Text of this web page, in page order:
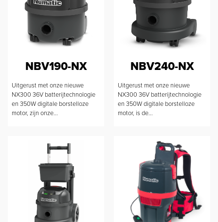
NBV190-NX
Uitgerust met onze nieuwe
NX300 36V batterijtechnologie
en 350W digitale borstelloze
motor, zijn onze...
NBV240-NX
Uitgerust met onze nieuwe
NX300 36V batterijtechnologie
en 350W digitale borstelloze
motor, is de...